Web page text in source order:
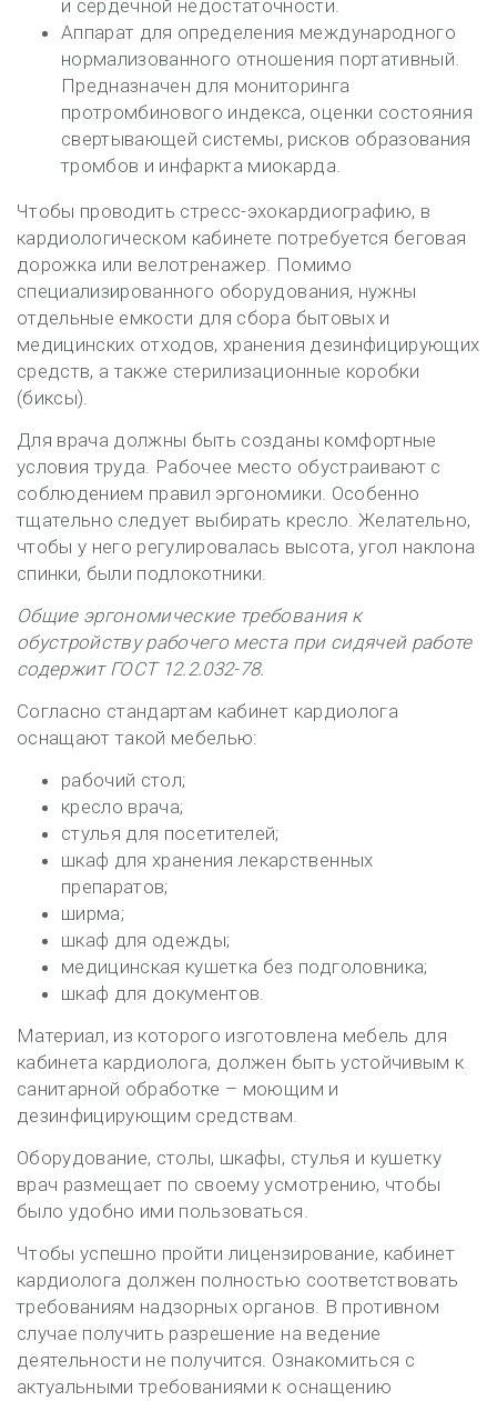
и сердечной недостаточности.
Аппарат для определения международного
нормализованного отношения портативный.
Предназначен для мониторинга
протромбинового индекса, оценки состояния
свертывающей системы, рисков образования
тромбов и инфаркта миокарда.
Чтобы проводить стресс-эхокардиографию, в
кардиологическом кабинете потребуется беговая
дорожка или велотренажер. Помимо
специализированного оборудования, нужны
отдельные емкости для сбора бытовых и
медицинских отходов, хранения дезинфицирующих
средств, а также стерилизационные коробки
(биксы).
Для врача должны быть созданы комфортные
условия труда. Рабочее место обустраивают с
соблюдением правил эргономики. Особенно
тщательно следует выбирать кресло. Желательно,
чтобы у него регулировалась высота, угол наклона
спинки, были подлокотники.
Общие эргономические требования к
обустройству рабочего места при сидячей работе
содержит ГОСТ 12.2.032-78.
Согласно стандартам кабинет кардиолога
оснащают такой мебелью:
рабочий стол;
кресло врача;
стулья для посетителей;
шкаф для хранения лекарственных
препаратов;
ширма;
шкаф для одежды;
медицинская кушетка без подголовника;
шкаф для документов.
Материал, из которого изготовлена мебель для
кабинета кардиолога, должен быть устойчивым к
санитарной обработке – моющим и
дезинфицирующим средствам.
Оборудование, столы, шкафы, стулья и кушетку
врач размещает по своему усмотрению, чтобы
было удобно ими пользоваться.
Чтобы успешно пройти лицензирование, кабинет
кардиолога должен полностью соответствовать
требованиям надзорных органов. В противном
случае получить разрешение на ведение
деятельности не получится. Ознакомиться с
актуальными требованиями к оснащению